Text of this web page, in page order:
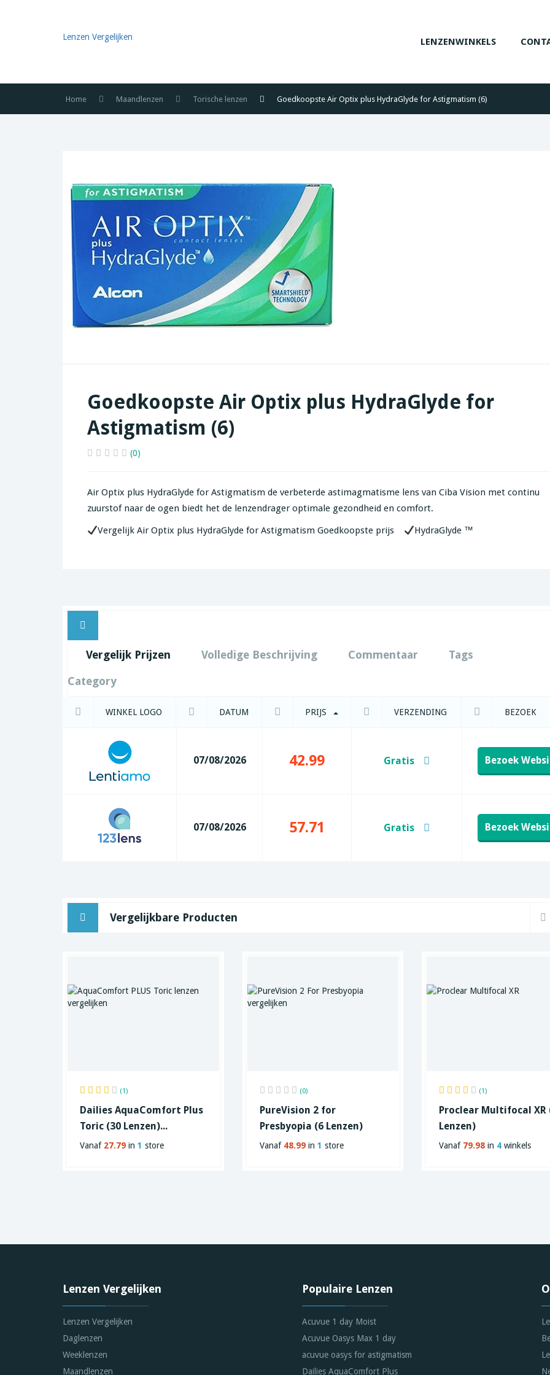
Lenzen Vergelijken LENZENWINKELS
Home Maandlenzen Torische lenzen Goedkoopste Air Optix plus HydraGlyde for Astigmatism (6)
Goedkoopste Air Optix plus HydraGlyde for
Astigmatism (6)
(0)
Air Optix plus HydraGlyde for Astigmatism de verbeterde astimagmatisme lens van Ciba Vision met continu
zuurstof naar de ogen biedt het de lenzendrager optimale gezondheid en comfort.
Vergelijk Air Optix plus HydraGlyde for Astigmatism Goedkoopste prijs
HydraGlyde ™
Vergelijk Prijzen Volledige Beschrijving Commentaar Tags
Category
WINKEL LOGO DATUM PRIJS VERZENDING BEZOEK
07/08/2026 42.99 Gratis Bezoek
07/08/2026 57.71 Gratis Bezoek
Vergelijkbare Producten
(1)
Dailies AquaComfort Plus
Toric (30 Lenzen)...
Vanaf 27.79 in 1 store
(0)
PureVision 2 for
Presbyopia (6 Lenzen)
Vanaf 48.99in 1 store
(1)
Proclear Multifocal XR
Lenzen)
Vanaf 79.98 in 4 winkels
Lenzen Vergelijken
Lenzen Vergelijken
Daglenzen
Weeklenzen
Maandlenzen
Populaire Lenzen
Acuvue 1 day Moist
Acuvue Oasys Max 1 day
acuvue oasys for astigmatism
Dailies AquaComfort Plus